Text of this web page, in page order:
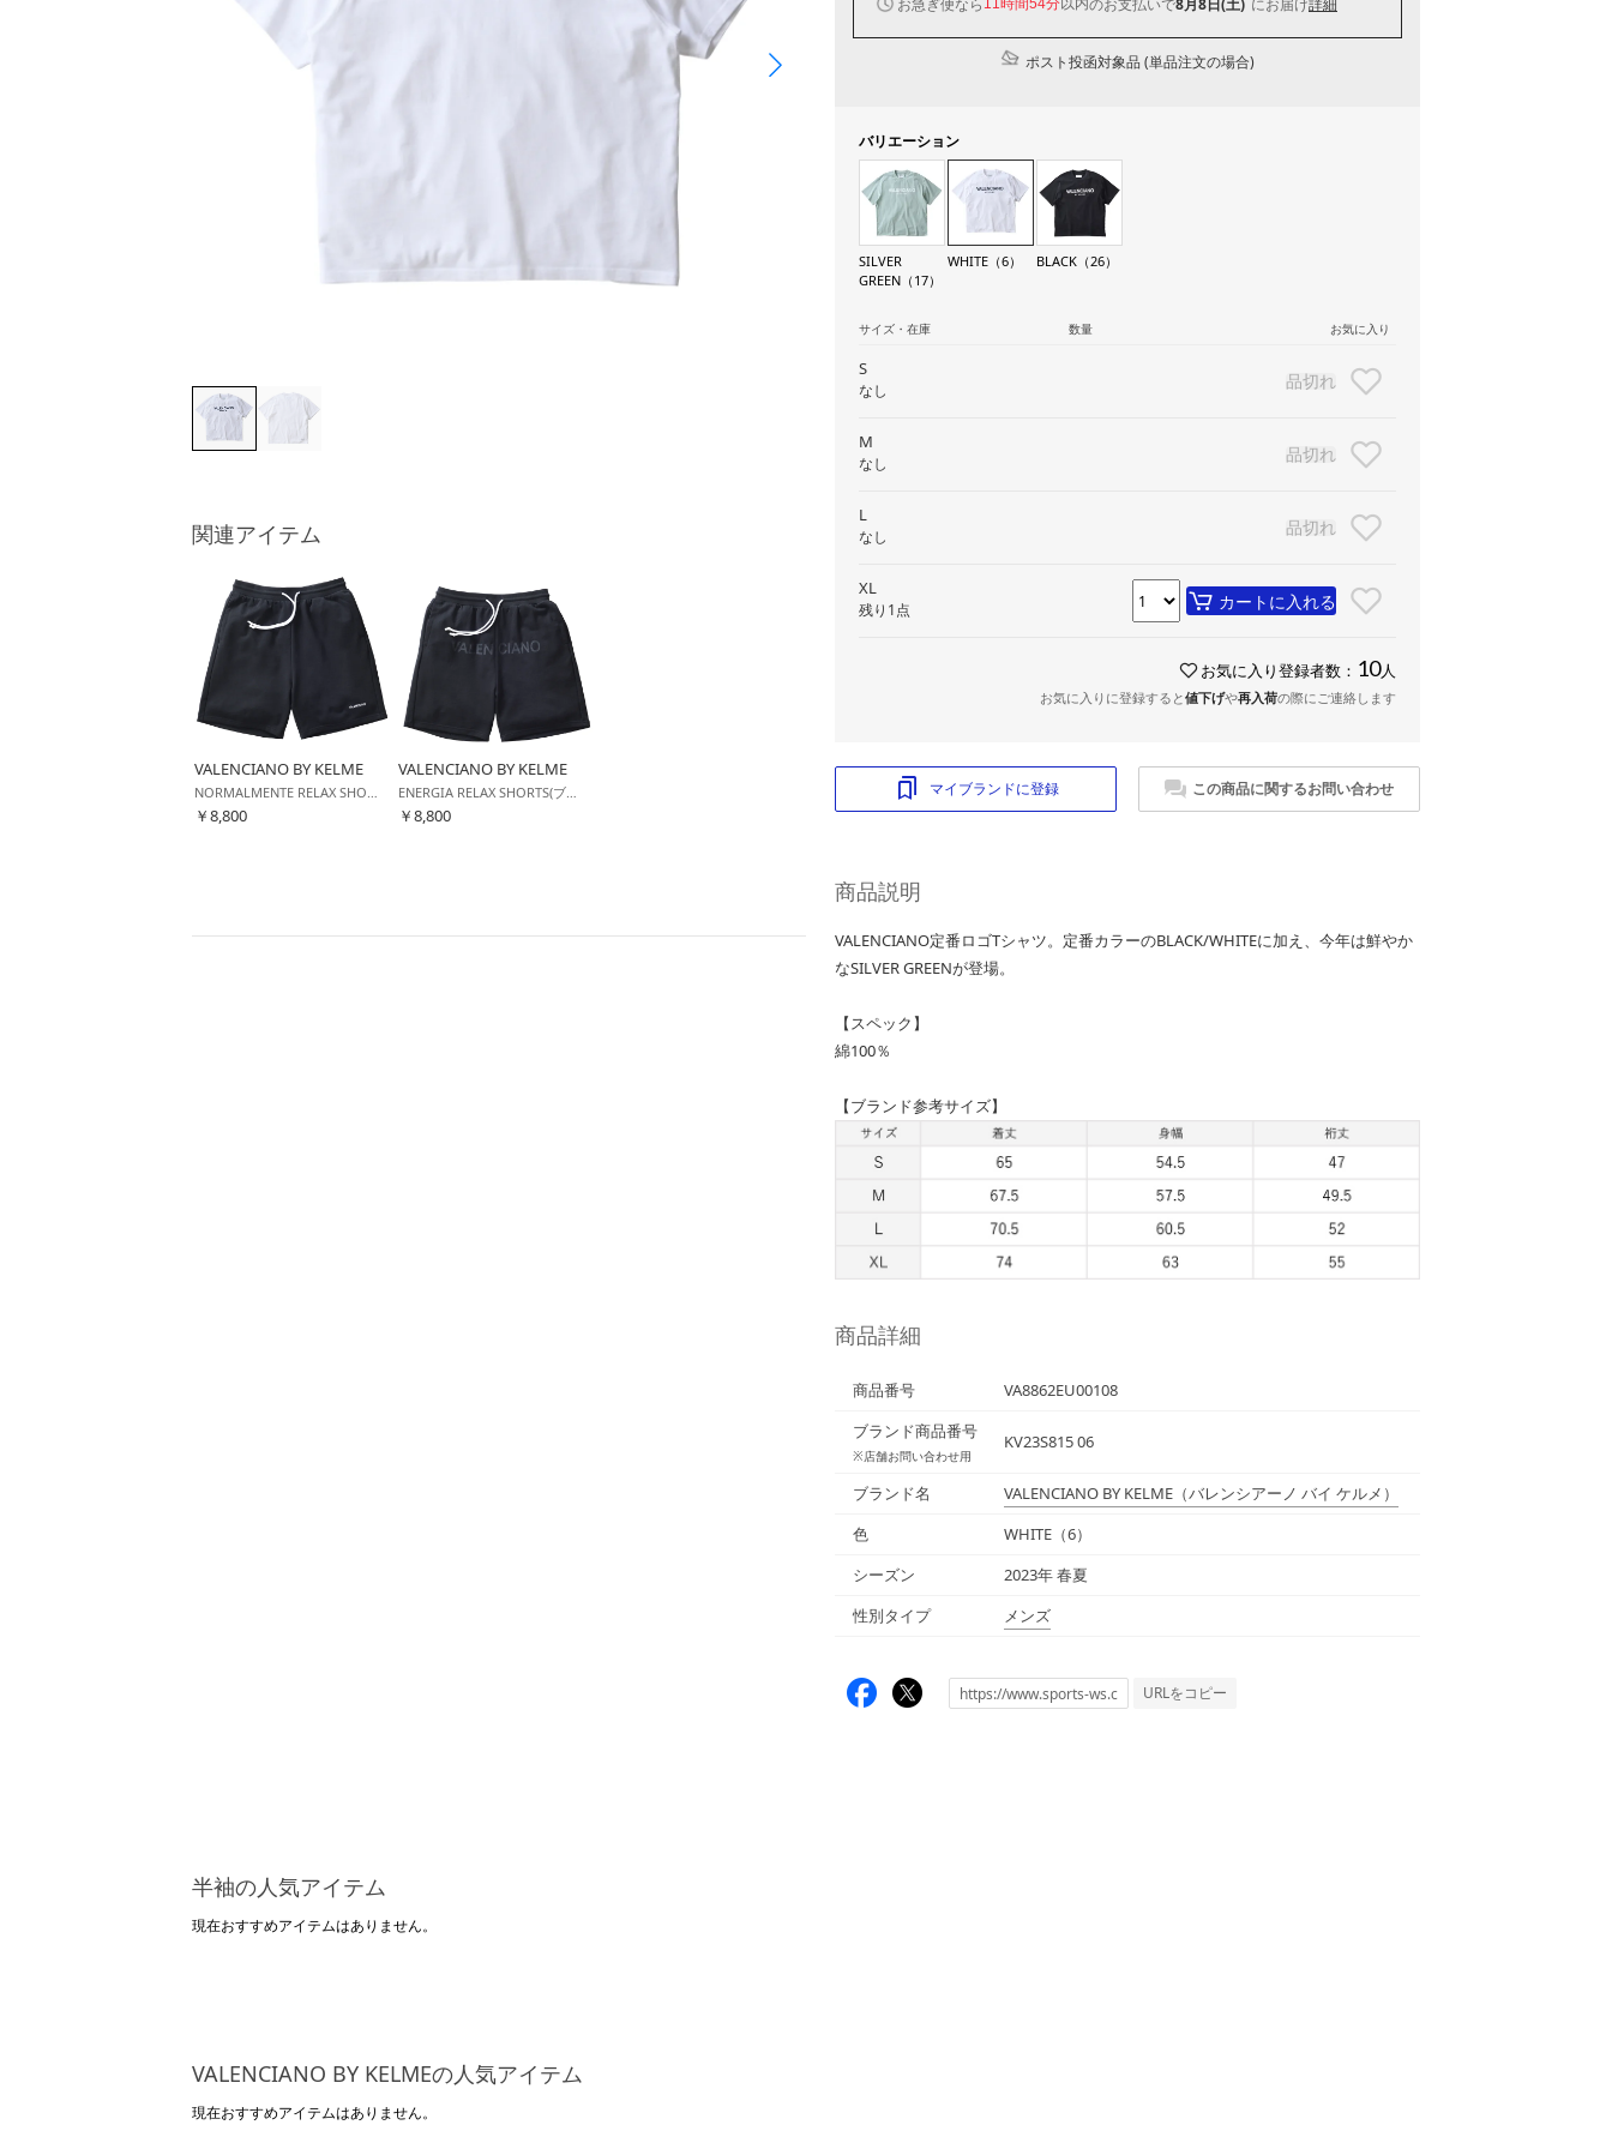
関連アイテム
VALENCIANO BY KELME
￥8,800
VALENCIANO BY KELME
ENERGIA RELAX SHORTS(ブラック)
￥8,800
11時間54分
ポスト投函対象品 (単品注文の場合)
バリエーション
SILVER
GREEN（17）
WHITE（6） BLACK（26）
サイズ・在庫 数量 お気に入り
S
なし 品切れ
M
なし 品切れ
L
なし 品切れ
XL
残り1点 カートに入れる
お気に入り登録者数： 10人
お気に入りに登録すると値下げや再入荷の際にご連絡します
マイブランドに登録 この商品に関するお問い合わせ
商品説明
VALENCIANO定番ロゴTシャツ。定番カラーのBLACK/WHITEに加え、今年は鮮やか
なSILVER GREENが登場。
【スペック】
綿100％
【ブランド参考サイズ】
商品詳細
商品番号
VA8862EU00108
ブランド商品番号
※店舗お問い合わせ用
KV23S815 06
ブランド名 VALENCIANO BY KELME （バレンシアーノ バイ ケルメ）
色
WHITE（6）
シーズン
2023年 春夏
性別タイプ
メンズ
URLをコピー
半袖の人気アイテム
現在おすすめアイテムはありません。
VALENCIANO BY KELMEの人気アイテム
現在おすすめアイテムはありません。